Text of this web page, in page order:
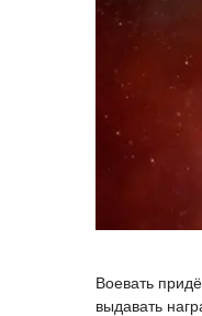
Воевать
выдавать